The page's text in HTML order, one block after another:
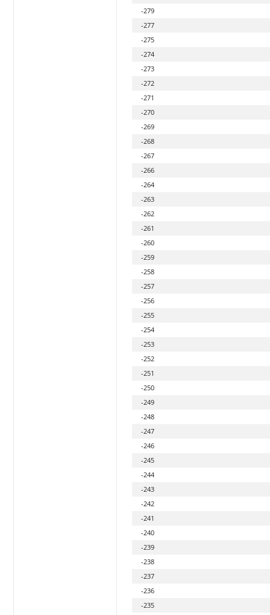
-279
-277
-275
-274
-273
-272
-271
-270
-269
-268
-267
-266
-264
-263
-262
-261
-260
-259
-258
-257
-256
-255
-254
-253
-252
-251
-250
-249
-248
-247
-246
-245
-244
-243
-242
-241
-240
-239
-238
-237
-236
-235